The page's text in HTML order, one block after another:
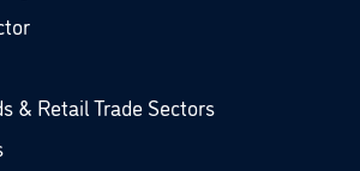
& Retail Trade Sectors